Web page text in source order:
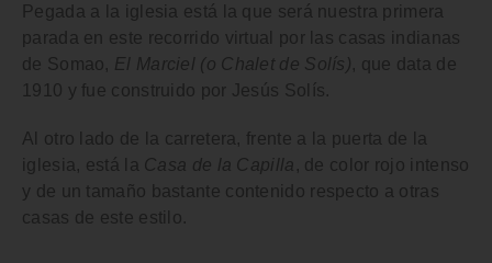
Pegada a la iglesia está la que será nuestra primera
parada en este recorrido virtual por las casas indianas
de Somao, El Marciel (o Chalet de Solís) , que data de
1910 y fue construido por Jesús Solís.
Al otro lado de la carretera, frente a la puerta de la
iglesia, está la Casa de la Capilla , de color rojo intenso
y de un tamaño bastante contenido respecto a otras
casas de este estilo.